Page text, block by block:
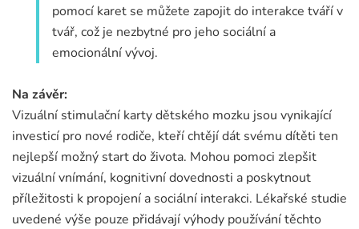
pomocí karet se můžete zapojit do interakce tváří v
tvář, což je nezbytné pro jeho sociální a
emocionální vývoj.
Na závěr:
Vizuální stimulační karty dětského mozku jsou vynikající
investicí pro nové rodiče, kteří chtějí dát svému dítěti ten
nejlepší možný start do života. Mohou pomoci zlepšit
vizuální vnímání, kognitivní dovednosti a poskytnout
příležitosti k propojení a sociální interakci. Lékařské studie
uvedené výše pouze přidávají výhody používání těchto